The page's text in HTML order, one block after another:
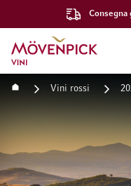
Consegna
Vai alla Home Page
Home Vini rossi